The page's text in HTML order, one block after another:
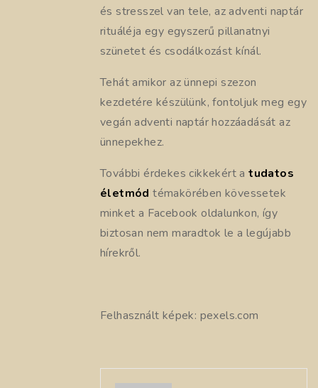
és stresszel van tele, az adventi naptár
rituáléja egy egyszerű pillanatnyi
szünetet és csodálkozást kínál.
Tehát amikor az ünnepi szezon
kezdetére készülünk, fontoljuk meg egy
vegán adventi naptár hozzáadását az
ünnepekhez.
További érdekes cikkekért atudatos
életmód témakörében kövessetek
minket a Facebook oldalunkon, így
biztosan nem maradtok le a legújabb
hírekről.
Felhasznált képek: pexels.com